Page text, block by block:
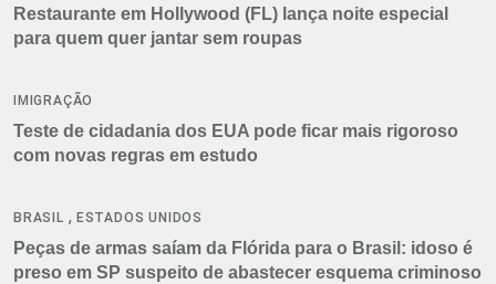
Restaurante em Hollywood (FL) lança noite especial
para quem quer jantar sem roupas
IMIGRAÇÃO
Teste de cidadania dos EUA pode ficar mais rigoroso
com novas regras em estudo
BRASIL , ESTADOS UNIDOS
Peças de armas saíam da Flórida para o Brasil: idoso é
preso em SP suspeito de abastecer esquema criminoso